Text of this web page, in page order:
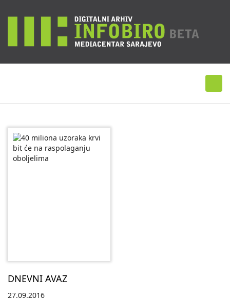
DNEVNI AVAZ
27.09.2016